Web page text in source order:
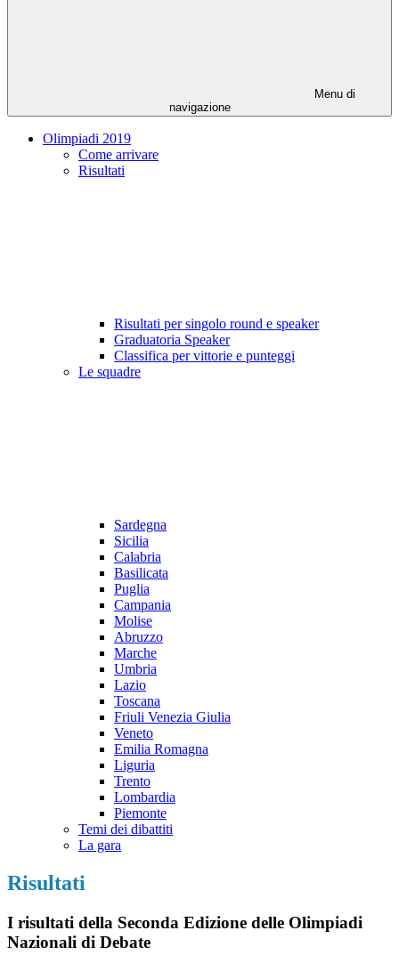
Menu di
navigazione
Olimpiadi 2019
Come arrivare
Risultati
Risultati per singolo round e speaker
Graduatoria Speaker
Classifica per vittorie e punteggi
Le squadre
Sardegna
Sicilia
Calabria
Basilicata
Puglia
Campania
Molise
Abruzzo
Marche
Umbria
Lazio
Toscana
Friuli Venezia Giulia
Veneto
Emilia Romagna
Liguria
Trento
Lombardia
Piemonte
Temi dei dibattiti
La gara
Risultati
I risultati della Seconda Edizione delle Olimpiadi
Nazionali di Debate